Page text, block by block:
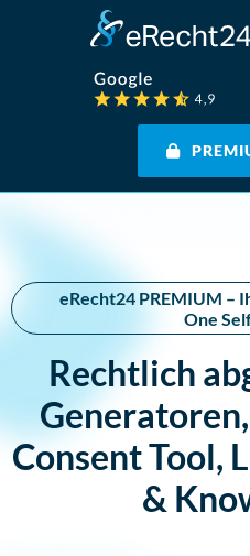
eRecht24 PREMIUM –
One
Rechtlich
Consent Tool,
&